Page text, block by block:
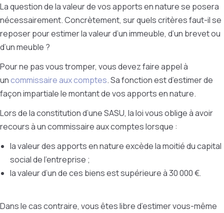
La question de la valeur de vos apports en nature se posera
nécessairement. Concrètement, sur quels critères faut-il se
reposer pour estimer la valeur d’un immeuble, d’un brevet ou
d’un meuble ?
Pour ne pas vous tromper, vous devez faire appel à
uncommissaire aux comptes. Sa fonction est d’estimer de
façon impartiale le montant de vos apports en nature.
Lors de la constitution d’une SASU, la loi vous oblige à avoir
recours à un commissaire aux comptes lorsque :
la valeur des apports en nature excède la moitié du capital
social de l’entreprise ;
la valeur d’un de ces biens est supérieure à 30 000 €.
Dans le cas contraire, vous êtes libre d’estimer vous-même